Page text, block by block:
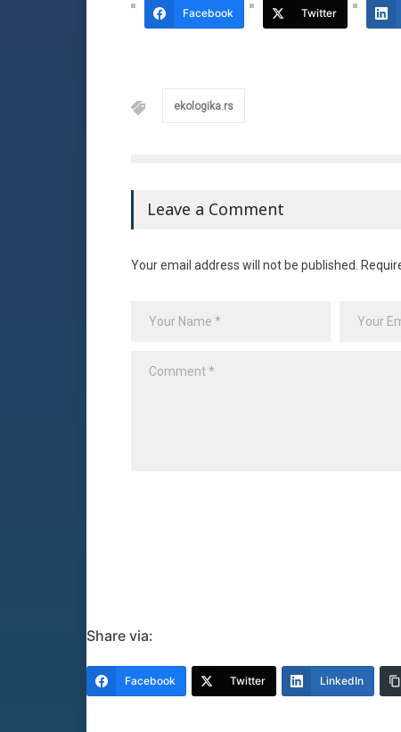
Facebook Twitter
ekologika.rs
Leave a Comment
Your email address will not be published.
Share via:
Facebook Twitter LinkedIn